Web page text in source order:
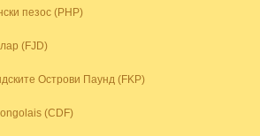
пезос (PHP)
(FJD)
Острови Паунд (FKP)
(CDF)